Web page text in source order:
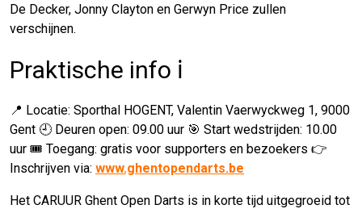
De Decker, Jonny Clayton en Gerwyn Price zullen
verschijnen.
Praktische info ℹ️
📍 Locatie: Sporthal HOGENT, Valentin Vaerwyckweg 1, 9000
Gent 🕘 Deuren open: 09.00 uur 🎯 Start wedstrijden: 10.00
uur 🎟️ Toegang: gratis voor supporters en bezoekers 👉
Inschrijven via: www.ghentopendarts.be
Het CARUUR Ghent Open Darts is in korte tijd uitgegroeid tot